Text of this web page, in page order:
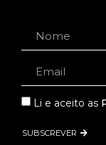
Li e aceito as
SUBSCREVER